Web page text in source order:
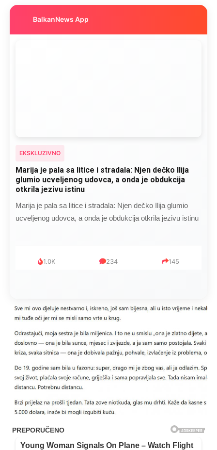
BalkanNews App
EKSKLUZIVNO
Marija je pala sa litice i stradala: Njen dečko Ilija
glumio ucveljenog udovca, a onda je obdukcija
otkrila jezivu istinu
Marija je pala sa litice i stradala: Njen dečko Ilija glumio
ucveljenog udovca, a onda je obdukcija otkrila jezivu istinu
1.0K 234 145